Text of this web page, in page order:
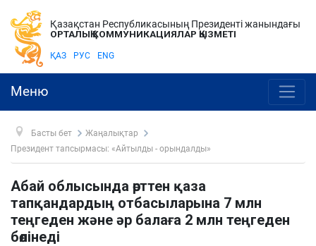
Қазақстан Республикасының Президенті жанындағы
ОРТАЛЫҚ КОММУНИКАЦИЯЛАР ҚЫЗМЕТІ
ҚАЗ РУС ENG
Меню
Басты бет
Жаңалықтар
Президент тапсырмасы: «Айтылды - орындалды»
Абай облысында өрттен қаза
тапқандардың отбасыларына 7 млн
теңгеден және әр балаға 2 млн теңгеден
бөлінеді